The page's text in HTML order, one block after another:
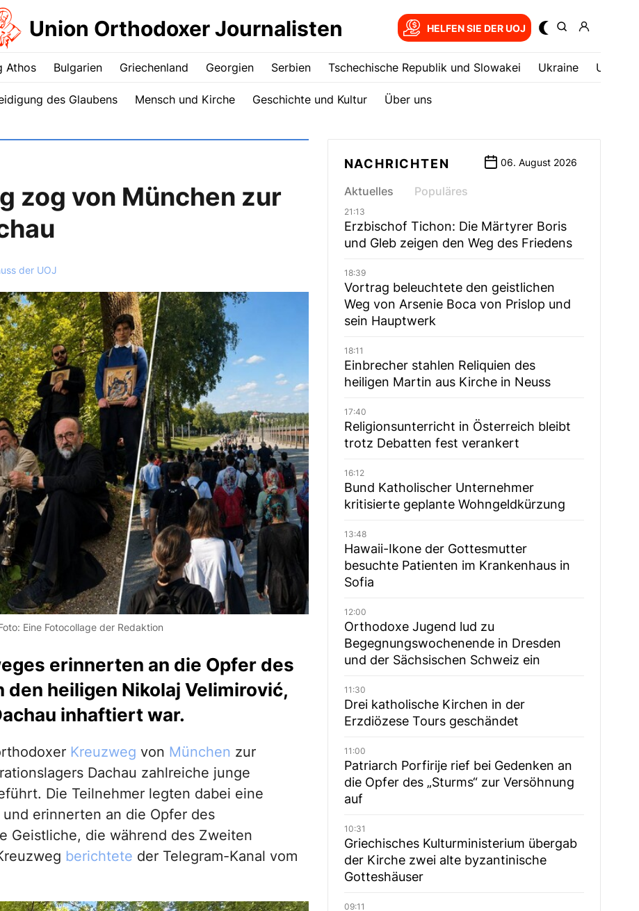
Union Orthodoxer Journalisten HELFEN SIE DER UOJ
Athos Bulgarien Griechenland Georgien Serbien Tschechische Republik und Slowakei Ukrainе USA
des Glaubens Mensch und Kirche Geschichte und Kultur Über uns
zog von München zur
der UOJ
Eine Fotocollage der Redaktion
erinnerten an die Opfer des
heiligen Nikolaj Velimirović,
inhaftiert war.
Kreuzweg von München zur
Dachau zahlreiche junge
Die Teilnehmer legten dabei eine
erinnerten an die Opfer des
Geistliche, die während des Zweiten
berichtete der Telegram-Kanal vom
NACHRICHTEN 06. August 2026
Aktuelles Populäres
21:13
Erzbischof Tichon: Die Märtyrer Boris
und Gleb zeigen den Weg des Friedens
18:39
Vortrag beleuchtete den geistlichen
Weg von Arsenie Boca von Prislop und
sein Hauptwerk
18:11
Einbrecher stahlen Reliquien des
heiligen Martin aus Kirche in Neuss
17:40
Religionsunterricht in Österreich bleibt
trotz Debatten fest verankert
16:12
Bund Katholischer Unternehmer
kritisierte geplante Wohngeldkürzung
13:48
Hawaii-Ikone der Gottesmutter
besuchte Patienten im Krankenhaus in
Sofia
12:00
Orthodoxe Jugend lud zu
Begegnungswochenende in Dresden
und der Sächsischen Schweiz ein
11:30
Drei katholische Kirchen in der
Erzdiözese Tours geschändet
11:00
Patriarch Porfirije rief bei Gedenken an
die Opfer des „Sturms“ zur Versöhnung
auf
10:31
Griechisches Kulturministerium übergab
der Kirche zwei alte byzantinische
Gotteshäuser
09:11